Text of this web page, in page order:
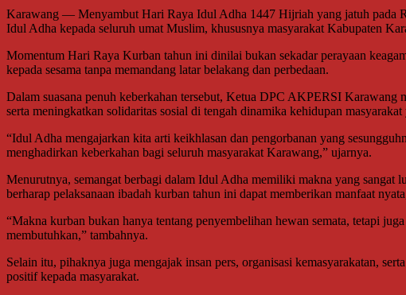
Karawang — Menyambut Hari Raya Idul Adha 1447 Hijriah yang jatuh pada
Idul Adha kepada seluruh umat Muslim, khususnya masyarakat Kabupaten
Momentum Hari Raya Kurban tahun ini dinilai bukan sekadar perayaan
kepada sesama tanpa memandang latar belakang dan perbedaan.
Dalam suasana penuh keberkahan tersebut, Ketua DPC AKPERSI Karawang
serta meningkatkan solidaritas sosial di tengah dinamika kehidupan
“Idul Adha mengajarkan kita arti keikhlasan dan pengorbanan yang
menghadirkan keberkahan bagi seluruh masyarakat Karawang,” ujarnya.
Menurutnya, semangat berbagi dalam Idul Adha memiliki makna yang sangat
berharap pelaksanaan ibadah kurban tahun ini dapat memberikan manfaat
“Makna kurban bukan hanya tentang penyembelihan hewan semata, tetapi
membutuhkan,” tambahnya.
Selain itu, pihaknya juga mengajak insan pers, organisasi kemasyarakatan,
positif kepada masyarakat.